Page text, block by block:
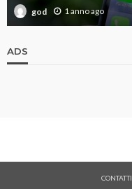
god 1 anno ago
ADS
CONTATTI